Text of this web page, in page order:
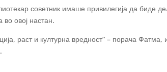
советник имаше привилегија да биде
во овој настан.
раст и културна вредност“ – порача Фатма,